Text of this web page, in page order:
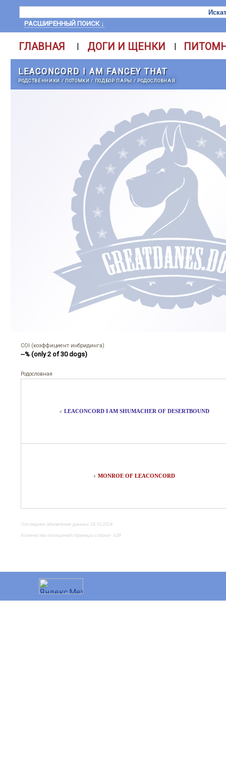
РАСШИРЕННЫЙ ПОИСК ↓
ГЛАВНАЯ | ДОГИ И ЩЕНКИ |
LEACONCORD I AM FANCEY THAT
РОДСТВЕННИКИ / ПОТОМКИ/ ПОДБОР ПАРЫ / РОДОСЛОВНАЯ
COI (коэффициент инбридинга)
--% (only 2 of 30 dogs)
Родословная
♂ LEACONCORD I AM SHUMACHER OF DESERTBOUND
♀ MONROE OF LEACONCORD
Последнее обновление данных 24.10.2024
Количество посещений страницы собаки - 628